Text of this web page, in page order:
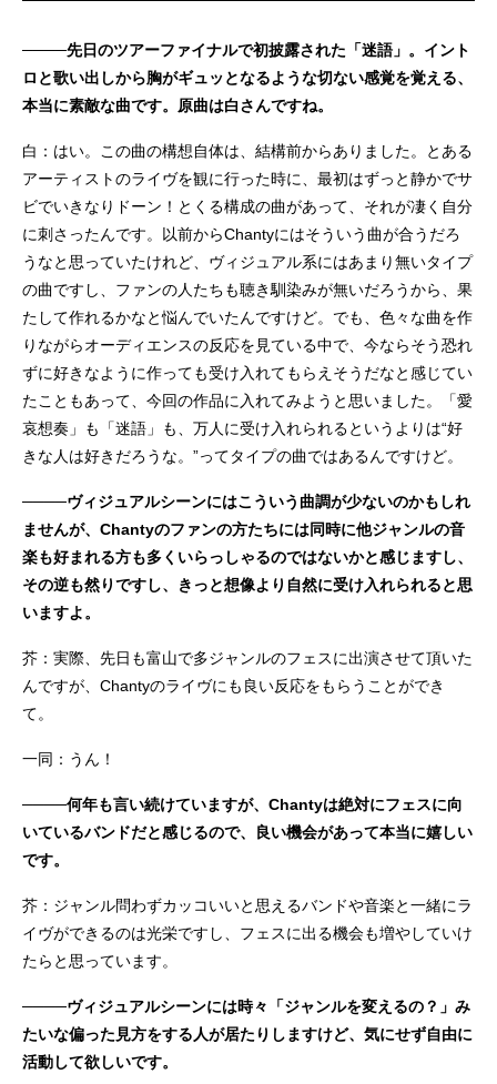
────先日のツアーファイナルで初披露された「迷語」。イント
ロと歌い出しから胸がギュッとなるような切ない感覚を覚える、
本当に素敵な曲です。原曲は白さんですね。
白：はい。この曲の構想自体は、結構前からありました。とある
アーティストのライヴを観に行った時に、最初はずっと静かでサ
ビでいきなりドーン！とくる構成の曲があって、それが凄く自分
に刺さったんです。以前からChantyにはそういう曲が合うだろ
うなと思っていたけれど、ヴィジュアル系にはあまり無いタイプ
の曲ですし、ファンの人たちも聴き馴染みが無いだろうから、果
たして作れるかなと悩んでいたんですけど。でも、色々な曲を作
りながらオーディエンスの反応を見ている中で、今ならそう恐れ
ずに好きなように作っても受け入れてもらえそうだなと感じてい
たこともあって、今回の作品に入れてみようと思いました。「愛
哀想奏」も「迷語」も、万人に受け入れられるというよりは“好
きな人は好きだろうな。”ってタイプの曲ではあるんですけど。
────ヴィジュアルシーンにはこういう曲調が少ないのかもしれ
ませんが、Chantyのファンの方たちには同時に他ジャンルの音
楽も好まれる方も多くいらっしゃるのではないかと感じますし、
その逆も然りですし、きっと想像より自然に受け入れられると思
いますよ。
芥：実際、先日も富山で多ジャンルのフェスに出演させて頂いた
んですが、Chantyのライヴにも良い反応をもらうことができ
て。
一同：うん！
────何年も言い続けていますが、Chantyは絶対にフェスに向
いているバンドだと感じるので、良い機会があって本当に嬉しい
です。
芥：ジャンル問わずカッコいいと思えるバンドや音楽と一緒にラ
イヴができるのは光栄ですし、フェスに出る機会も増やしていけ
たらと思っています。
────ヴィジュアルシーンには時々「ジャンルを変えるの？」み
たいな偏った見方をする人が居たりしますけど、気にせず自由に
活動して欲しいです。